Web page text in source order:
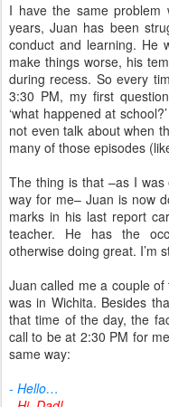
I have the same
years, Juan has been
conduct and learning. He
make things worse, his
during recess. So every
3:30 PM, my first
‘what happened at
not even talk about when
many of those episodes
The thing is that –as I
way for me– Juan is now
marks in his last report
teacher. He has the
otherwise doing great. I’m
Juan called me a couple
was in Wichita. Besides
that time of the day, the
call to be at 2:30 PM for
same way:
- Hello…